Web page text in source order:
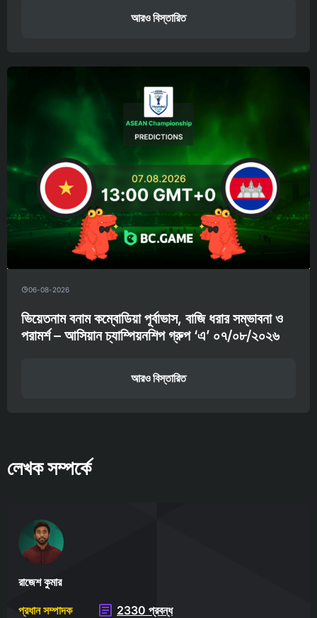
আরও বিস্তারিত
06-08-2026
ভিয়েতনাম বনাম কম্বোডিয়া পূর্বাভাস, বাজি ধরার সম্ভাবনা ও
পরামর্শ – আসিয়ান চ্যাম্পিয়নশিপ গ্রুপ ‘এ’ ০৭/০৮/২০২৬
আরও বিস্তারিত
লেখক সম্পর্কে
রাজেশ কুমার
প্রধান সম্পাদক
2330 প্রবন্ধ